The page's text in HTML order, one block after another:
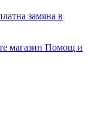
замяна в
магазин Помощ и